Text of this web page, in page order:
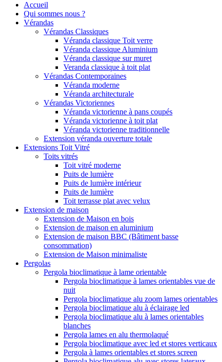
Accueil
Qui sommes nous ?
Vérandas
Vérandas Classiques
Véranda classique Toit verre
Véranda classique Aluminium
Véranda classique sur muret
Veranda classique à toit plat
Vérandas Contemporaines
Véranda moderne
Véranda architecturale
Vérandas Victoriennes
Véranda victorienne à pans coupés
Véranda victorienne à toit plat
Véranda victorienne traditionnelle
Extension véranda ouverture totale
Extensions Toit Vitré
Toits vitrés
Toit vitré moderne
Puits de lumière
Puits de lumière intérieur
Puits de lumière
Toit terrasse plat avec velux
Extension de maison
Extension de Maison en bois
Extension de maison en aluminium
Extension de maison BBC (Bâtiment basse
consommation)
Extension de Maison minimaliste
Pergolas
Pergola bioclimatique à lame orientable
Pergola bioclimatique à lames orientables vue de
nuit
Pergola bioclimatique alu zoom lames orientables
Pergola bioclimatique alu à éclairage led
Pergola bioclimatique alu à lames orientables
blanches
Pergola lames en alu thermolaqué
Pergola bioclimatique avec led et stores verticaux
Pergola à lames orientables et stores screen